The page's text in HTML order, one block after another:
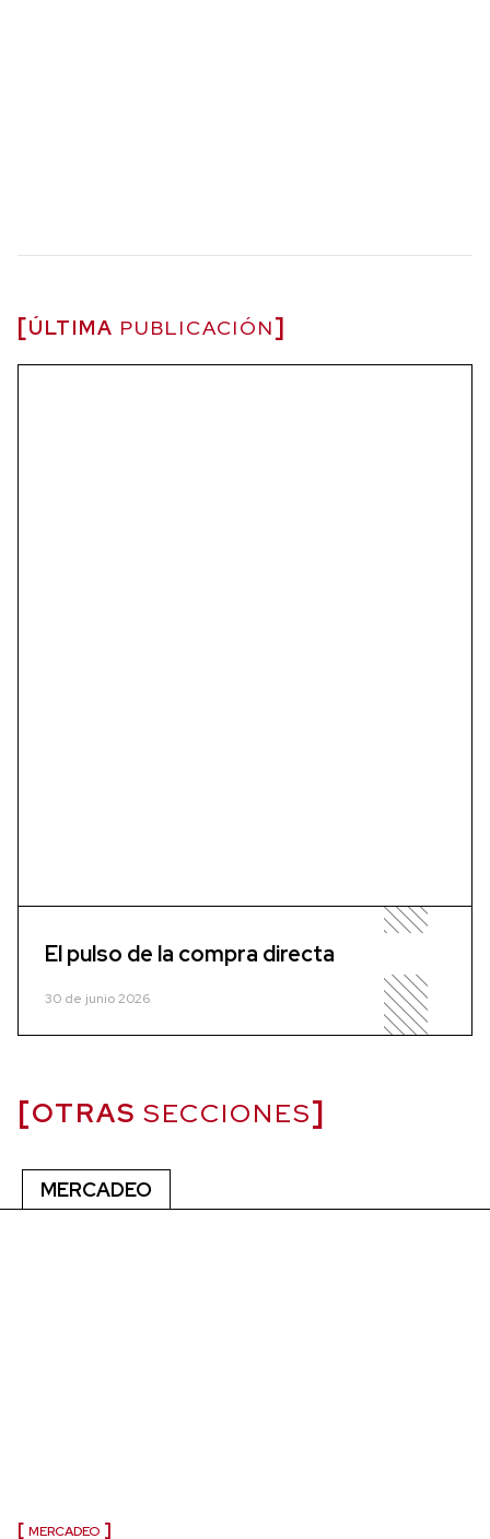
ÚLTIMA PUBLICACIÓN
El pulso de la compra directa
30 de junio 2026
OTRAS SECCIONES
MERCADEO
MERCADEO